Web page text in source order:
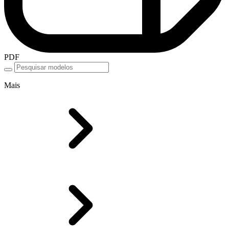
PDF
Mais